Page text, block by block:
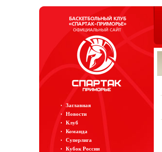
Заглавная
Новости
Клуб
Команда
Суперлига
Кубок России